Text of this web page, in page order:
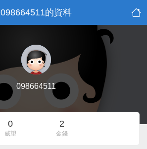
098664511的資料
098664511
0
威望
2
金錢